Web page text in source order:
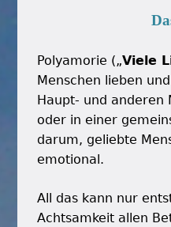
Polyamorie („Viele
Menschen lieben
Haupt- und
oder in einer
darum, geliebte
emotional.
All das kann nur
Achtsamkeit allen